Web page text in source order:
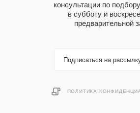
консультации по
в субботу и
предварительной
Подписаться на
ПОЛИТИКА